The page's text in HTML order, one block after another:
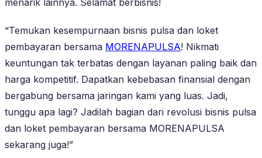
“Temukan kesempurnaan bisnis pulsa dan loket
pembayaran bersama MORENAPULSA! Nikmati
keuntungan tak terbatas dengan layanan paling baik dan
harga kompetitif. Dapatkan kebebasan finansial dengan
bergabung bersama jaringan kami yang luas. Jadi,
tunggu apa lagi? Jadilah bagian dari revolusi bisnis pulsa
dan loket pembayaran bersama MORENAPULSA
sekarang juga!”